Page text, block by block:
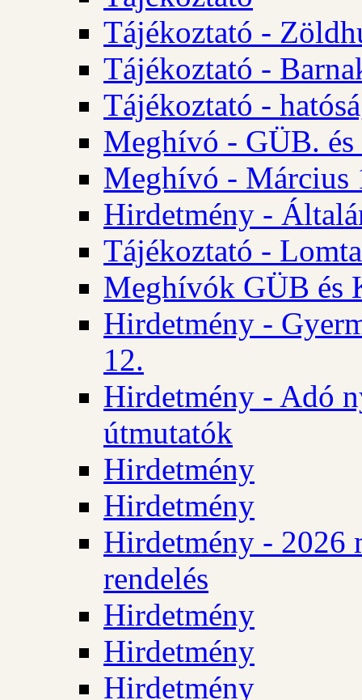
Tájékoztató -
Tájékoztató -
Tájékoztató -
Meghívó - GÜB.
Meghívó - Március
Hirdetmény -
Tájékoztató -
Meghívók GÜB és
Hirdetmény -
12.
Hirdetmény - Adó
útmutatók
Hirdetmény
Hirdetmény
Hirdetmény - 2026
rendelés
Hirdetmény
Hirdetmény
Hirdetmény